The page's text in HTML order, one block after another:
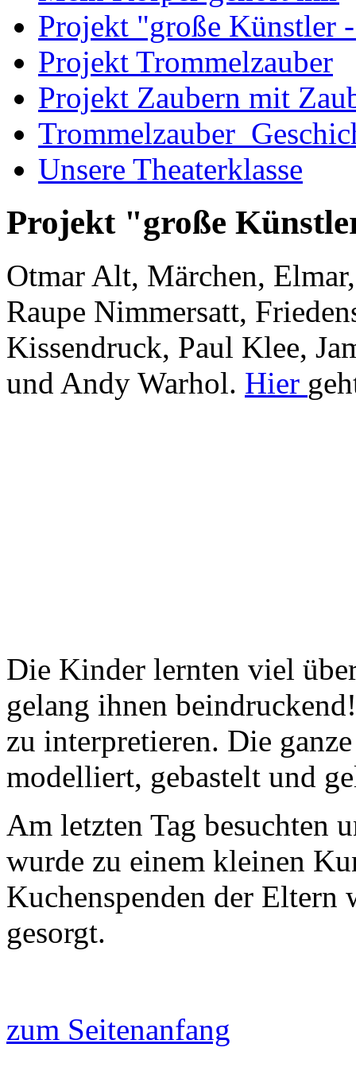
Projekt "große Künstler
Projekt Trommelzauber
Projekt Zaubern mit
Unsere Theaterklasse
Projekt "große
Otmar Alt, Märchen,
Raupe Nimmersatt,
Kissendruck, Paul Klee,
und Andy Warhol. Hier
Die Kinder lernten viel
gelang ihnen
zu interpretieren. Die
modelliert, gebastelt und
Am letzten Tag besuchten
wurde zu einem kleinen
Kuchenspenden der
gesorgt.
zum Seitenanfang